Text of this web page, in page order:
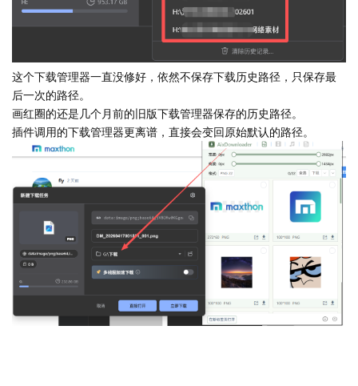
这个下载管理器一直没修好，依然不保存下载历史路径，只保存最
后一次的路径。
画红圈的还是几个月前的旧版下载管理器保存的历史路径。
插件调用的下载管理器更离谱，直接会变回原始默认的路径。